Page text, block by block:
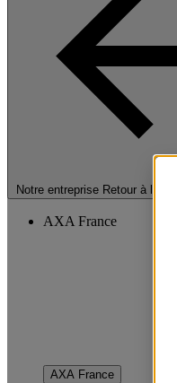
Notre entreprise Retour à la
AXA France
AXA France